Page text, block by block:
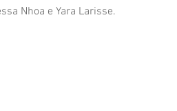
Nhoa e Yara Larisse.